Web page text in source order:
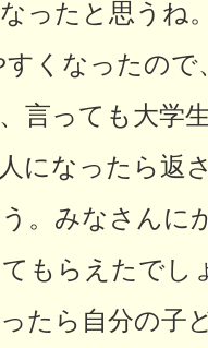
ったと思うね
くなったの
言っても大学
になったら返
。みなさんに
もらえたでし
たら自分の子